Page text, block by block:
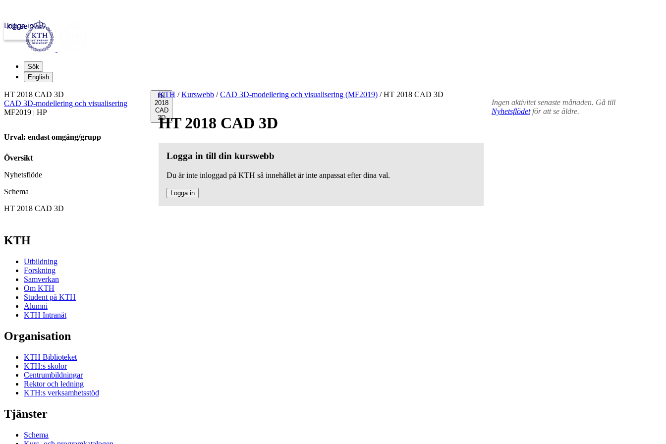
kth.se
Logga in
Sök
English
HT
2018
CAD
3D
KTH / Kurswebb / CAD 3D-modellering och visualisering (MF2019) /HT 2018 CAD 3D
HT 2018 CAD 3D
Logga in till din kurswebb
Du är inte inloggad på KTH så innehållet är inte anpassat efter dina val.
Logga in
Ingen aktivitet senaste månaden. Gå till
Nyhetsflödetför att se äldre.
HT 2018 CAD 3D
CAD 3D-modellering och visualisering
MF2019 | HP
Urval: endast omgång/grupp
Översikt
Nyhetsflöde
Schema
HT 2018 CAD 3D
KTH
Utbildning
Forskning
Samverkan
Om KTH
Student på KTH
Alumni
KTH Intranät
Organisation
KTH Biblioteket
KTH:s skolor
Centrumbildningar
Rektor och ledning
KTH:s verksamhetsstöd
Tjänster
Schema